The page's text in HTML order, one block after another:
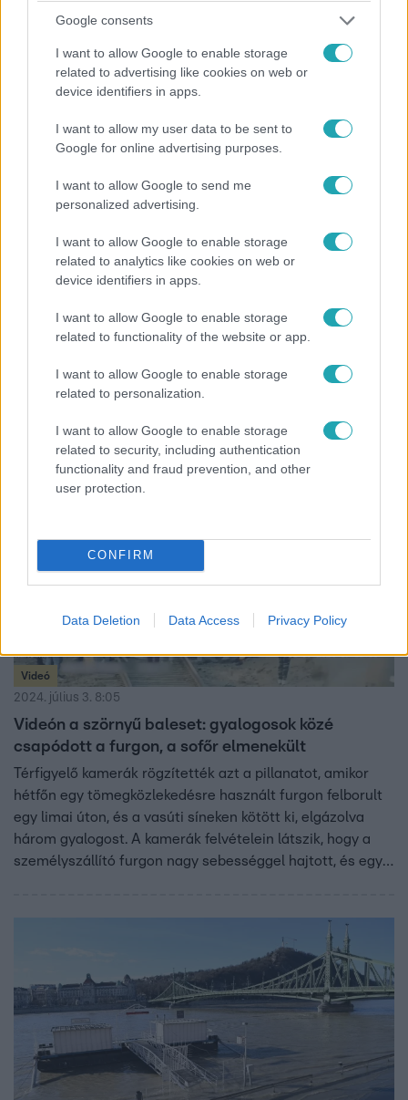
Google consents
I want to allow Google to enable storage
related to advertising like cookies on web or
device identifiers in apps.
I want to allow my user data to be sent to
Google for online advertising purposes.
I want to allow Google to send me
personalized advertising.
I want to allow Google to enable storage
related to analytics like cookies on web or
device identifiers in apps.
I want to allow Google to enable storage
related to functionality of the website or app.
I want to allow Google to enable storage
related to personalization.
I want to allow Google to enable storage
related to security, including authentication
functionality and fraud prevention, and other
user protection.
CONFIRM
Data Deletion Data Access Privacy Policy
Budapesten
2024. július 9. 8:09
Lenyűgözi az ingyenes tömegközlekedés a
Magyarországra költöző amerikai nyugdíjasokat
Szinte semmibe nem kerül nekik itt élni, és még az
Videó
2024. július 3. 8:05
Videón a szörnyű baleset: gyalogosok közé
csapódott a furgon, a sofőr elmenekült
Térfigyelő kamerák rögzítették azt a pillanatot, amikor
hétfőn egy tömegközlekedésre használt furgon felborult
egy limai úton, és a vasúti síneken kötött ki, elgázolva
három gyalogost. A kamerák felvételein látszik, hogy a
személyszállító furgon nagy sebességgel hajtott, és egy
fuvardíjszedő a baleset után elmenekült. A sérült
gyalogosokat egy közeli kórházba szállították.